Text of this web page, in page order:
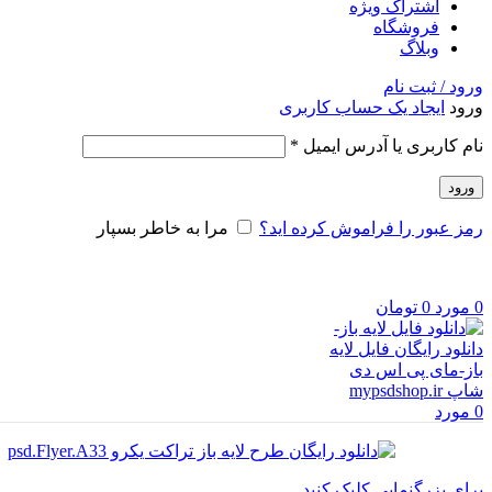
اشتراک ویژه
فروشگاه
وبلاگ
ورود / ثبت نام
ورود ایجاد یک حساب کاربری
نام کاربری یا آدرس ایمیل *
ورود
رمز عبور را فراموش کرده اید؟ مرا به خاطر بسپار
0 مورد 0 تومان
0 مورد